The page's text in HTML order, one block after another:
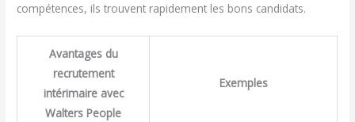
compétences, ils trouvent rapidement les bons candidats.
Avantages du
recrutement
intérimaire avec
Walters People
Exemples